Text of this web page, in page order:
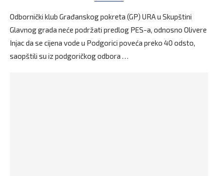
Odbornički klub Građanskog pokreta (GP) URA u Skupštini
Glavnog grada neće podržati predlog PES-a, odnosno Olivere
Injac da se cijena vode u Podgorici poveća preko 40 odsto,
saopštili su iz podgoričkog odbora …